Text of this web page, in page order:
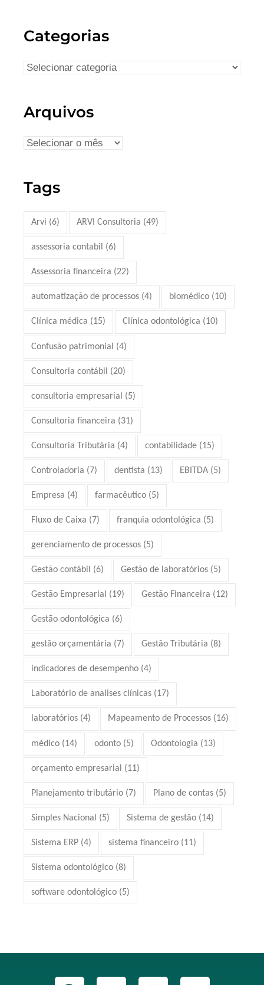
Categorias
Arquivos
Tags
Arvi (6) ARVI Consultoria (49)
assessoria contabil (6)
Assessoria financeira (22)
automatização de processos (4) biomédico (10)
Clínica médica (15) Clínica odontológica (10)
Confusão patrimonial (4)
Consultoria contábil (20)
consultoria empresarial (5)
Consultoria financeira (31)
Consultoria Tributária (4) contabilidade (15)
Controladoria (7) dentista (13) EBITDA (5)
Empresa (4) farmacêutico (5)
Fluxo de Caixa (7) franquia odontológica (5)
gerenciamento de processos (5)
Gestão contábil (6) Gestão de laboratórios (5)
Gestão Empresarial (19) Gestão Financeira (12)
Gestão odontológica (6)
gestão orçamentária (7) Gestão Tributária (8)
indicadores de desempenho (4)
Laboratório de analises clínicas (17)
laboratórios (4) Mapeamento de Processos (16)
médico (14) odonto (5) Odontologia (13)
orçamento empresarial (11)
Planejamento tributário (7) Plano de contas (5)
Simples Nacional (5) Sistema de gestão (14)
Sistema ERP (4) sistema financeiro (11)
Sistema odontológico (8)
software odontológico (5)